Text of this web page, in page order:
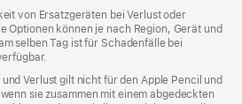
von Ersatzgeräten bei Verlust oder
Optionen können je nach Region, Gerät und
selben Tag ist für Schadenfälle bei
Verlust gilt nicht für den Apple Pencil und
sie zusammen mit einem abgedeckten